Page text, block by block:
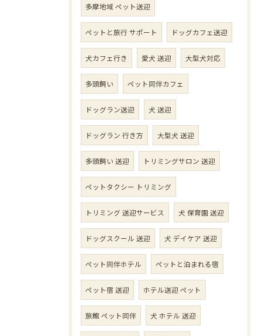
多摩地域 ペット送迎
ペットと旅行 サポート ドッグカフェ送迎
犬カフェ行き 愛犬 送迎 大型犬対応
多頭飼い ペット同伴カフェ
ドッグラン送迎 犬 送迎
ドッグラン 行き方 大型犬 送迎
多頭飼い 送迎 トリミングサロン 送迎
ペットタクシー トリミング
トリミング 送迎サービス 犬 保育園 送迎
ドッグスクール 送迎 犬 デイケア 送迎
ペット同伴ホテル ペットと泊まれる宿
ペット宿 送迎 ホテル送迎 ペット
旅館 ペット同伴 犬 ホテル 送迎